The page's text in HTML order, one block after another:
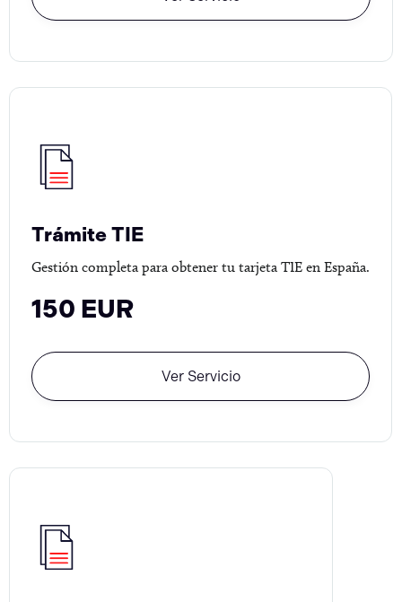
Trámite TIE
Gestión completa para obtener tu tarjeta TIE en España.
150 EUR
Ver Servicio